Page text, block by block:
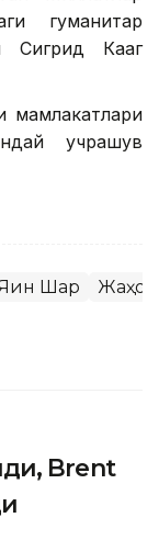
гуманитар
Сигрид Кааг
мамлакатлари
учрашув
Шарқ
Brent